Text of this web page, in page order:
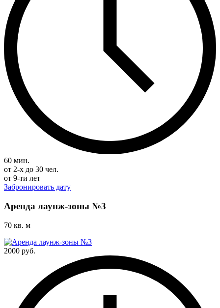
60 мин.
от 2-х до 30 чел.
от 9-ти лет
Забронировать дату
Аренда лаунж-зоны №3
70 кв. м
2000 руб.